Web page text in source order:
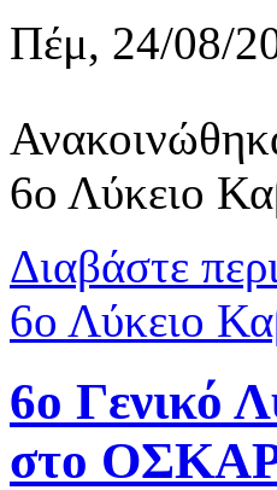
Πέμ, 24/08/
6ο Λύκειο
Διαβάστε
6ο Λύκειο
6ο Γενικό
στο